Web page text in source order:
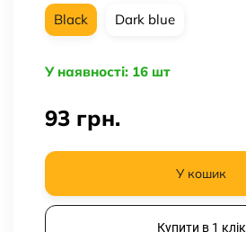
Black Dark blue
У наявності: 16 шт
93 грн.
У кошик
Купити в 1 клік